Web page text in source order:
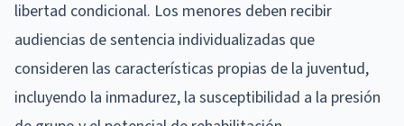
libertad condicional. Los menores deben recibir
audiencias de sentencia individualizadas que
consideren las características propias de la juventud,
incluyendo la inmadurez, la susceptibilidad a la presión